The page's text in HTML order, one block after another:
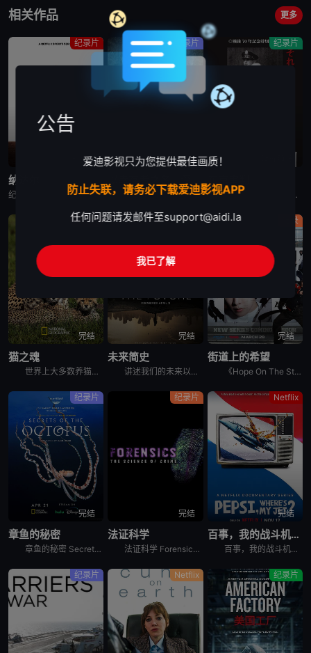
相关作品 更多
纪录片
已完结
纳达尔
纪录片《纳达尔》深入探讨了拉斐尔·纳达尔辉煌的网球职业生涯。除了介绍他的比赛表现外，还揭示了他的私人生活、鲜为人知的幕后故事，以及他在 2023 年克服伤病后，在 2024 年重新重返赛场的历程。
纪录片
完结
纪录片是2023年推出的《以神之名：信仰的背叛》的第二季，此次纪录片将会讲述JMS受害人Maple的近况，还有当年肆意践踏人权的“釜山兄弟福利院”事件以及“至尊派事件”和“三丰百货大楼倒塌惨案”等
纪录片
围绕着東京审判这一重要历史事件, 本片除了讲述过程外, 更重要的还是提出了一系列国际法法律问题和伦理道德疑问, 如事后法问题, 战争罪的有無, 以及个人辩护和国家辩护的选择和远东国际法庭战犯的选择
纪录片
完结
猫之魂
世界上大多数养猫的人都能通过宠物的眼睛窥见动物的野性。这部纪录片着眼于家猫和它们的野生表亲们，以及它们的祖先之间，在行为上隐约可见的关联。镜头特别勾勒出这些相似之处，并向所谓的“主人们”（如果猫真
纪录片
完结
未来简史
讲述我们的未来以及我们如何重新构想它们。由著名未来学家阿里·瓦拉赫主持，邀请观众踏上一次环游世界的旅程，充满发现、希望和可能性，了解我们今天所处的位置以及接下来会发生什么。将历史、科学和意想不到的
纪录
完结
街道上的希望
《Hope On The Street》是防弹少年团郑号锡（j-hope）推出的同名舞蹈练习日记内容。讲述j-hope在入伍前访问日本大阪、法国巴黎、美国纽约、韩国首尔和光州，并与当地的舞蹈家通过
纪录片
完结
章鱼的秘密
章鱼的秘密 Secrets of the Octopus是2024年澳大利亚,美国纪录片。艾美奖肯定《鲸之谜》制作团队最新力作。 &nbsp; &nbsp; &nbsp; &nbsp; &nbsp
纪录片
完结
法证科学
法证科学 Forensics: The Science of Crime是2020年犯罪纪录片。《法证科学》旨在向观众展示法医学是如何帮助破获各类犯罪案件的，通过在法医研究所、大学实验室、研究中心
Netflix
完结
百事，我的战斗机呢？
百事，我的战斗机呢？ Pepsi, Where&#39;s My Jet?是2022年美国历史纪录片。When a 20-year-old attempts to win a fighter je
纪录片 Netflix 纪录片
公告
爱迪影视只为您提供最佳画质！
防止失联，请务必下载爱迪影视APP
任何问题请发邮件至support@aidi.la
我已了解